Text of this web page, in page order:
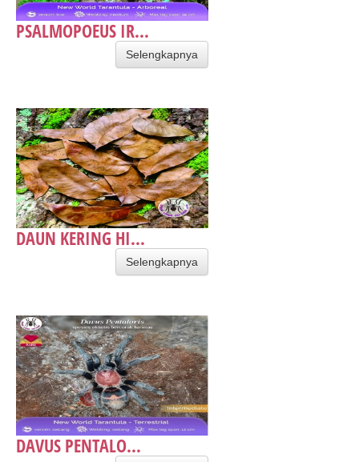
PSALMOPOEUS IR...
Selengkapnya
DAUN KERING HI...
Selengkapnya
DAVUS PENTALO...